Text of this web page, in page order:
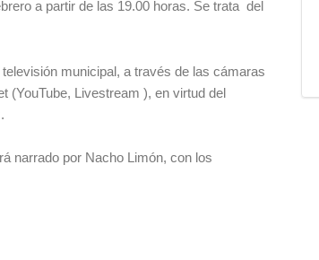
a partir de las 19.00 horas. Se trata del
municipal, a través de las cámaras
(YouTube, Livestream ), en virtud del
narrado por Nacho Limón, con los